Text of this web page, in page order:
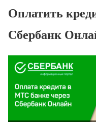
Оплатить
Сбербанк